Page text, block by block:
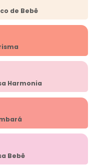
de Bebê
Harmonia
Bebê